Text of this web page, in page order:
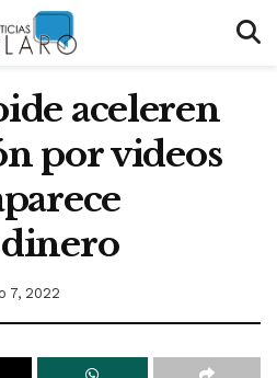
aceleren
por videos
7, 2022